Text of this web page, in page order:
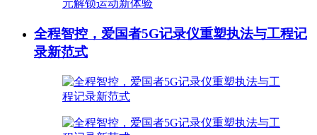
全程智控，爱国者5G记录仪重塑执法与工程记
录新范式